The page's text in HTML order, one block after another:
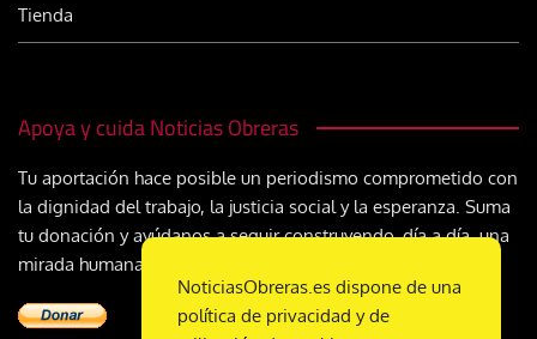
Tienda
Apoya y cuida Noticias Obreras
Tu aportación hace posible un periodismo comprometido con
la dignidad del trabajo, la justicia social y la esperanza. Suma
tu donación y ayúdanos a seguir construyendo, día a día, una
mirada humana y cristiana sobre el mundo del trabajo
NoticiasObreras.es dispone de una
política de privacidad y de